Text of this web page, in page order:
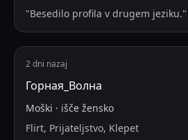
"Besedilo profila v drugem jeziku."
2 dni nazaj
Горная_Волна
Moški · išče žensko
Flirt, Prijateljstvo, Klepet